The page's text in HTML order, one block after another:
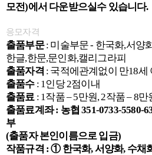
모전)에서 다운받으실수 있습니다.
응모자격
출품부문 : 미술부문- 한국화,서양
한글,한문,문인화,캘리그라피
출품자격 : 국적에관계없이 만18세
출품수 : 1인당2점이내
출품료 : 1작품 –5만원, 2작품 –8만
출품료계좌: 농협351-0733-5580-
부
(출품자 본인이름으로 입금)
작품규격 :① 한국화,서양화, 수채